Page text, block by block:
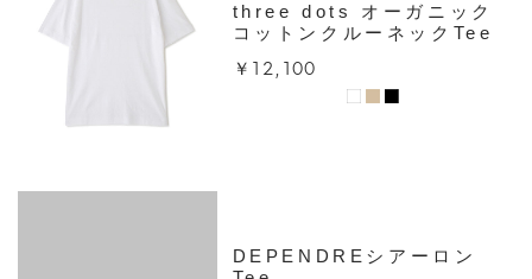
three dots オーガニック
コットンクルーネックTee
￥12,100
DEPENDREシアーロン